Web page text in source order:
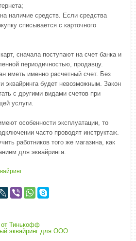
наличие средств. Если средства
списывается с карточного
сначала поступают на счет банка и
периодичностью, продавцу.
иметь именно расчетный счет. Без
эквайринга будет невозможным. Закон
с другими видами счетов при
услуги.
особенности эксплуатации, то
часто проводят инструктаж.
работников того же магазина, как
для эквайринга.
от Тинькофф
эквайринг для ООО